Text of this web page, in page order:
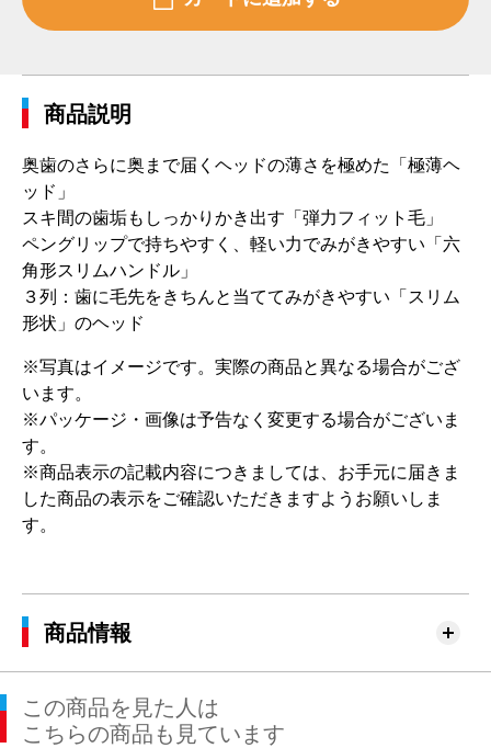
商品説明
奥歯のさらに奥まで届くヘッドの薄さを極めた「極薄ヘ
ッド」
スキ間の歯垢もしっかりかき出す「弾力フィット毛」
ペングリップで持ちやすく、軽い力でみがきやすい「六
角形スリムハンドル」
３列：歯に毛先をきちんと当ててみがきやすい「スリム
形状」のヘッド
※写真はイメージです。実際の商品と異なる場合がござ
います。
※パッケージ・画像は予告なく変更する場合がございま
す。
※商品表示の記載内容につきましては、お手元に届きま
した商品の表示をご確認いただきますようお願いしま
す。
商品情報
この商品を見た人は
こちらの商品も見ています